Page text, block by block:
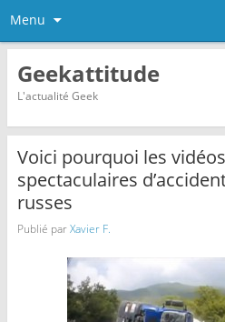
Menu
Geekattitude
L'actualité Geek
Voici pourquoi les
spectaculaires
russes
Publié parXavier F.